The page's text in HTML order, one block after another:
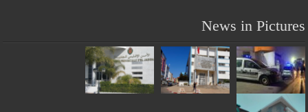
News in Pictures